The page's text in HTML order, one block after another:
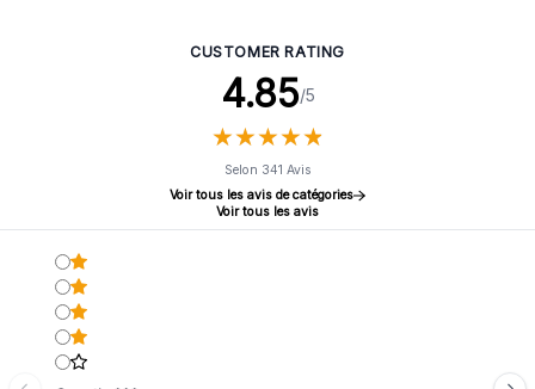
CUSTOMER RATING
4.85/5
★★★★★
★★★★★
Selon 341 Avis
Voir tous les avis de catégories
Voir tous les avis